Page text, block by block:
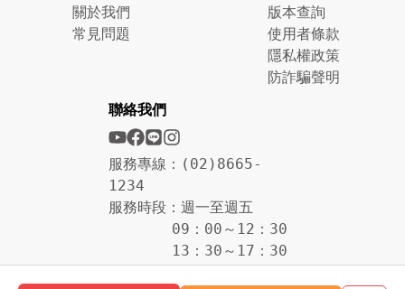
關於我們
常見問題
版本查詢
使用者條款
隱私權政策
防詐騙聲明
聯絡我們
服務專線：(02)8665-
1234
服務時段：週一至週五
09：00～12：30
13：30～17：30